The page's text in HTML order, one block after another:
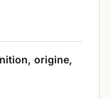
origine,